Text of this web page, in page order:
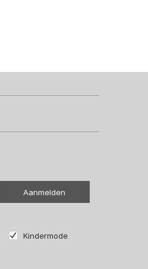
Aanmelden
Kindermode